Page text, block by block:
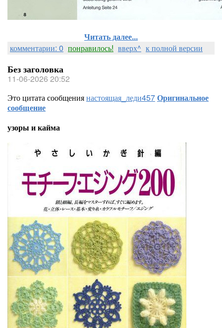
Читать далее...
комментарии: 0 понравилось! вверх^ к полной версии
Без заголовка
11-06-2026 20:52
Это цитата сообщениянастоящая_леди457Оригинальное
сообщение
узоры и кайма